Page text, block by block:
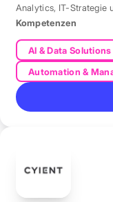
Analytics, IT-Strategie
Kompetenzen
AI & Data Solutions
Automation &